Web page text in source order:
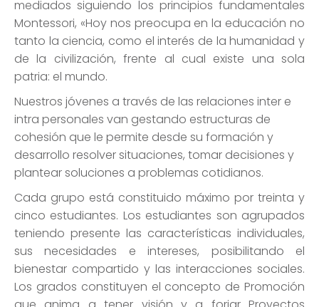
mediados siguiendo los principios fundamentales
Montessori, «Hoy nos preocupa en la educación no
tanto la ciencia, como el interés de la humanidad y
de la civilización, frente al cual existe una sola
patria: el mundo.
Nuestros jóvenes a través de las relaciones inter e
intra personales van gestando estructuras de
cohesión que le permite desde su formación y
desarrollo resolver situaciones, tomar decisiones y
plantear soluciones a problemas cotidianos.
Cada grupo está constituido máximo por treinta y
cinco estudiantes. Los estudiantes son agrupados
teniendo presente las características individuales,
sus necesidades e intereses, posibilitando el
bienestar compartido y las interacciones sociales.
Los grados constituyen el concepto de Promoción